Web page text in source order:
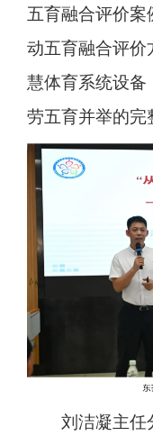
五育融合评价案
动五育融合评价
慧体育系统设备
劳五育并举的完
刘洁凝主任